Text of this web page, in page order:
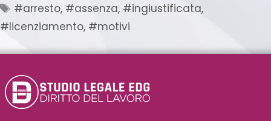
#arresto, #assenza, #ingiustificata,
#licenziamento, #motivi